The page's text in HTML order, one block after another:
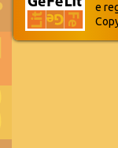
e